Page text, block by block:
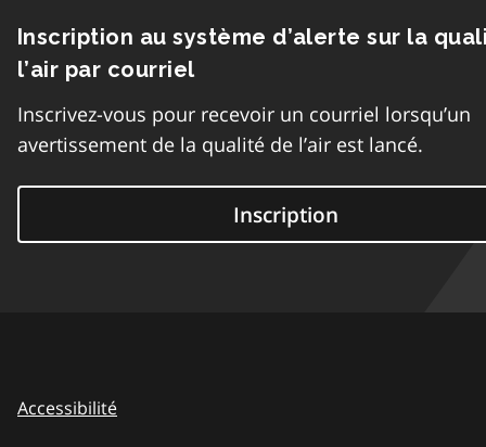
Inscription au système d’alerte sur la
l’air par courriel
Inscrivez-vous pour recevoir un courriel lorsqu’un
avertissement de la qualité de l’air est lancé.
Inscription
Accessibilité